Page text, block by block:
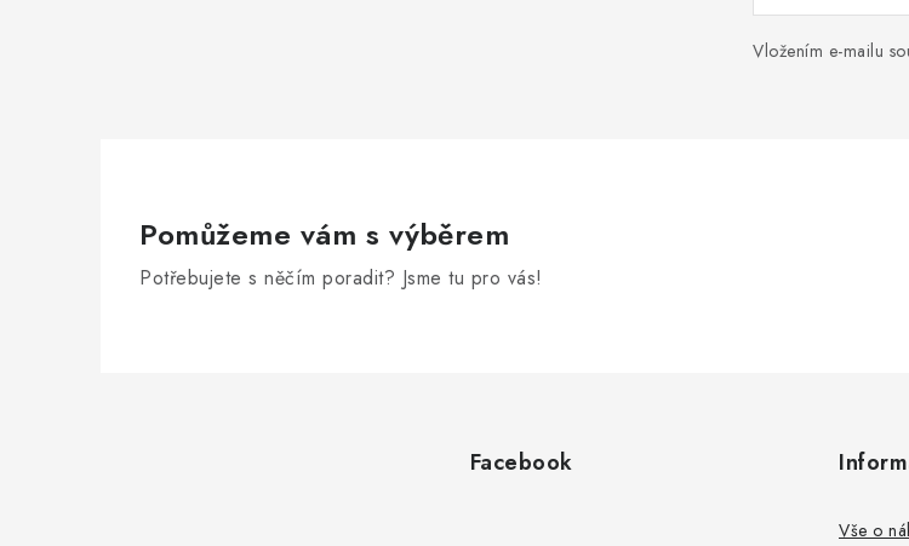
Vložením e-mailu
Pomůžeme vám s výběrem
Potřebujete s něčím poradit? Jsme tu pro vás!
Facebook
Vše o